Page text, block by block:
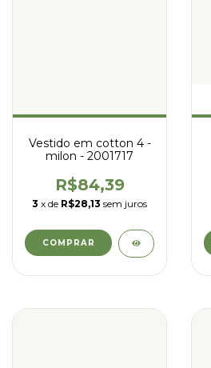
Vestido em cotton 4 -
milon - 2001717
R$84,39
3 x de R$28,13 sem juros
COMPRAR